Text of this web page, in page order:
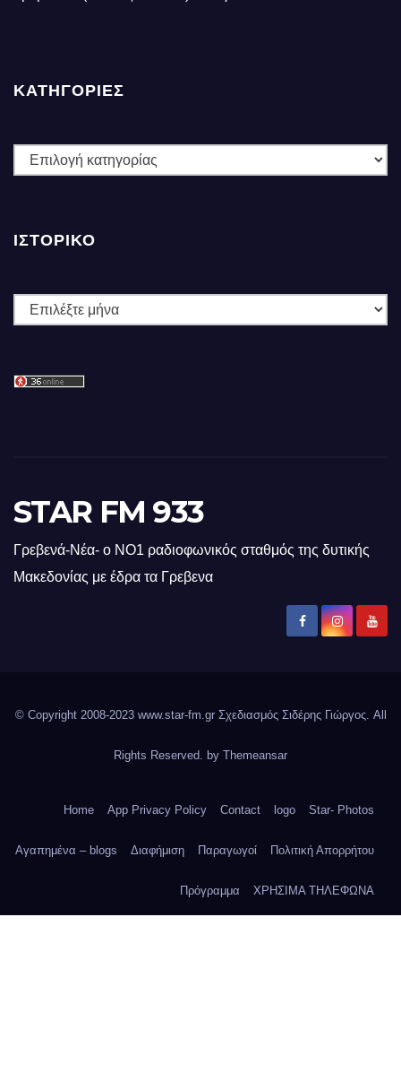
ΚΑΤΗΓΟΡΙΕΣ
ΚΑΤΗΓΟΡΙΕΣ
ΙΣΤΟΡΙΚΌ
Ιστορικό
STAR FM 933
Γρεβενά-Νέα- ο ΝΟ1 ραδιοφωνικός σταθμός της δυτικής
Μακεδονίας με έδρα τα Γρεβενα
© Copyright 2008-2023 www.star-fm.gr Σχεδιασμός Σιδέρης Γιώργος. All
Rights Reserved. by Themeansar
Home App Privacy Policy Contact logo Star- Photos
Αγαπημένα – blogs Διαφήμιση Παραγωγοί Πολιτική Απορρήτου
Πρόγραμμα ΧΡΗΣΙΜΑ ΤΗΛΕΦΩΝΑ